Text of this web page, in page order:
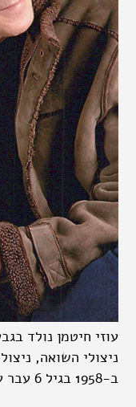
עוזי חיטמן נולד
ניצולי השואה,
ב-1958 בגיל 6 עבר עם הוריו לשכונת החרוזים ברמת גן.